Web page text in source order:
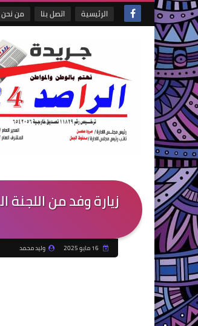
الرئيسية اتصل بنا من نحن
زيارة وفد من اللجنة
وليد محمد